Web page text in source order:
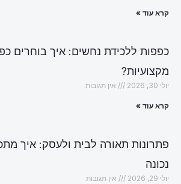
קרא עוד »
כפפות ללכידת נחשים: איך בוחרים
מקצועיות?
יולי 30, 2026 אין תגובות
קרא עוד »
פתרונות תאורה לבית ולעסק: איך
נכונה
יולי 29, 2026 אין תגובות